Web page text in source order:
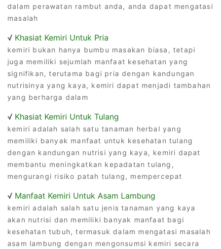
dalam perawatan rambut anda, anda dapat mengatasi
masalah
√ Khasiat Kemiri Untuk Pria
kemiri bukan hanya bumbu masakan biasa, tetapi
juga memiliki sejumlah manfaat kesehatan yang
signifikan, terutama bagi pria dengan kandungan
nutrisinya yang kaya, kemiri dapat menjadi tambahan
yang berharga dalam
√ Khasiat Kemiri Untuk Tulang
kemiri adalah salah satu tanaman herbal yang
memiliki banyak manfaat untuk kesehatan tulang
dengan kandungan nutrisi yang kaya, kemiri dapat
membantu meningkatkan kepadatan tulang,
mengurangi risiko patah tulang, mempercepat
√ Manfaat Kemiri Untuk Asam Lambung
kemiri adalah salah satu jenis tanaman yang kaya
akan nutrisi dan memiliki banyak manfaat bagi
kesehatan tubuh, termasuk dalam mengatasi masalah
asam lambung dengan mengonsumsi kemiri secara